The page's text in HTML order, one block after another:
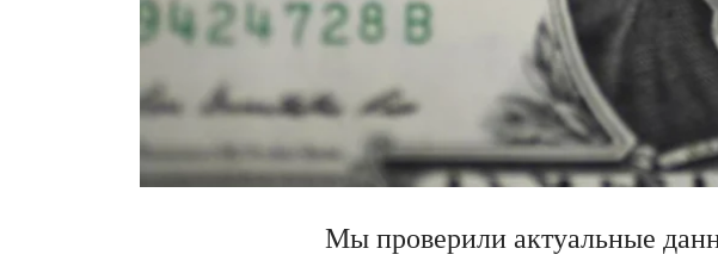
Мы проверили актуальные